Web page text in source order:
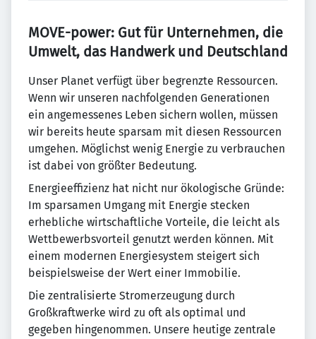
MOVE-power: Gut für Unternehmen, die
Umwelt, das Handwerk und Deutschland
Unser Planet verfügt über begrenzte Ressourcen.
Wenn wir unseren nachfolgenden Generationen
ein angemessenes Leben sichern wollen, müssen
wir bereits heute sparsam mit diesen Ressourcen
umgehen. Möglichst wenig Energie zu verbrauchen
ist dabei von größter Bedeutung.
Energieeffizienz hat nicht nur ökologische Gründe:
Im sparsamen Umgang mit Energie stecken
erhebliche wirtschaftliche Vorteile, die leicht als
Wettbewerbsvorteil genutzt werden können. Mit
einem modernen Energiesystem steigert sich
beispielsweise der Wert einer Immobilie.
Die zentralisierte Stromerzeugung durch
Großkraftwerke wird zu oft als optimal und
gegeben hingenommen. Unsere heutige zentrale